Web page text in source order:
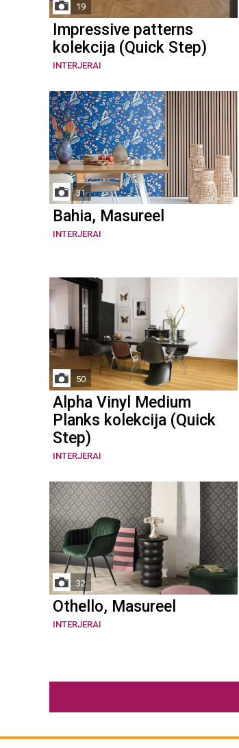
19
Impressive patterns
kolekcija (Quick Step)
INTERJERAI
31
Bahia, Masureel
INTERJERAI
50
Alpha Vinyl Medium
Planks kolekcija (Quick
Step)
INTERJERAI
32
Othello, Masureel
INTERJERAI